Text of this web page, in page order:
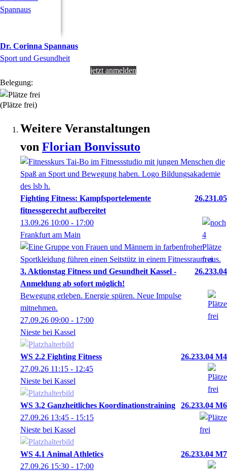
Dr. Corinna Spannaus
Sport und Gesundheit
jetzt anmelden
Belegung:
(Plätze frei)
Weitere Veranstaltungen
von Florian Bonvissuto
Fighting Fitness: Kampfsportelemente
fitnessgerecht aufbereitet
26.231.05
13.09.26 10:00 - 17:00
Frankfurt am Main
3. Aktionstag Fitness und Gesundheit Kassel -
Anmeldung ab sofort möglich!
26.233.04
Bewegung erleben. Energie spüren. Neue Impulse
mitnehmen.
27.09.26 09:00 - 17:00
Nieste bei Kassel
WS 2.2 Fighting Fitness
26.233.04 M4
27.09.26 11:15 - 12:45
Nieste bei Kassel
WS 3.2 Ganzheitliches Koordinationstraining
26.233.04 M6
27.09.26 13:45 - 15:15
Nieste bei Kassel
WS 4.1 Animal Athletics
26.233.04 M7
27.09.26 15:30 - 17:00